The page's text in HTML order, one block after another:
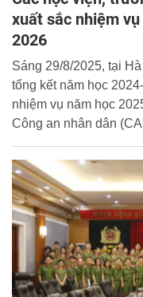
xuất sắc nhiệm
2026
Sáng 29/8/2025, tại
tổng kết năm học
nhiệm vụ năm học
Công an nhân dân
an dự và chỉ đạo Hội